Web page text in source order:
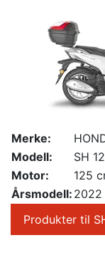
Merke:
Modell:
SH
Motor:
125
Årsmodell: 2022
Produkter til